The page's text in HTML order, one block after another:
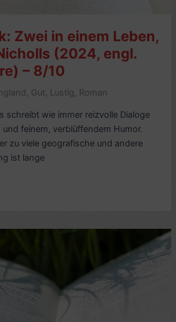
Zwei in einem Leben,
(2024, engl.
– 8/10
, Gut, Lustig, Roman
schreibt wie immer reizvolle Dialoge
feinem, verblüffendem Humor.
zu viele geografische und andere
ist lange